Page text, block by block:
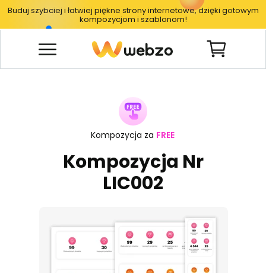
Buduj szybciej i łatwiej piękne strony internetowe, dzięki gotowym
kompozycjom i szablonom!
Kompozycja za FREE
Kompozycja Nr
LIC002